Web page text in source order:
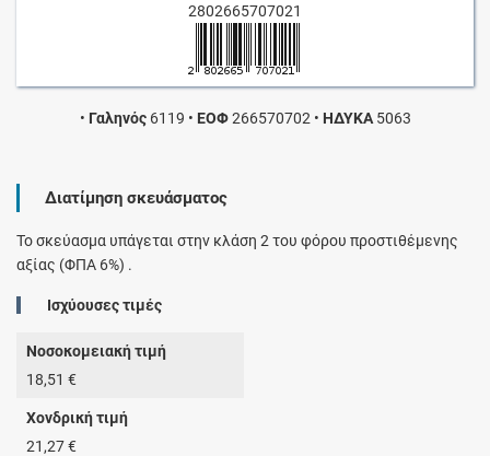
2802665707021
• Γαληνός6119 • ΕΟΦ266570702 • ΗΔΥΚΑ5063
Διατίμηση σκευάσματος
Το σκεύασμα υπάγεται στην κλάση 2 του φόρου προστιθέμενης
αξίας (ΦΠΑ 6%) .
Ισχύουσες τιμές
Νοσοκομειακή τιμή
18,51 €
Χονδρική τιμή
21,27 €